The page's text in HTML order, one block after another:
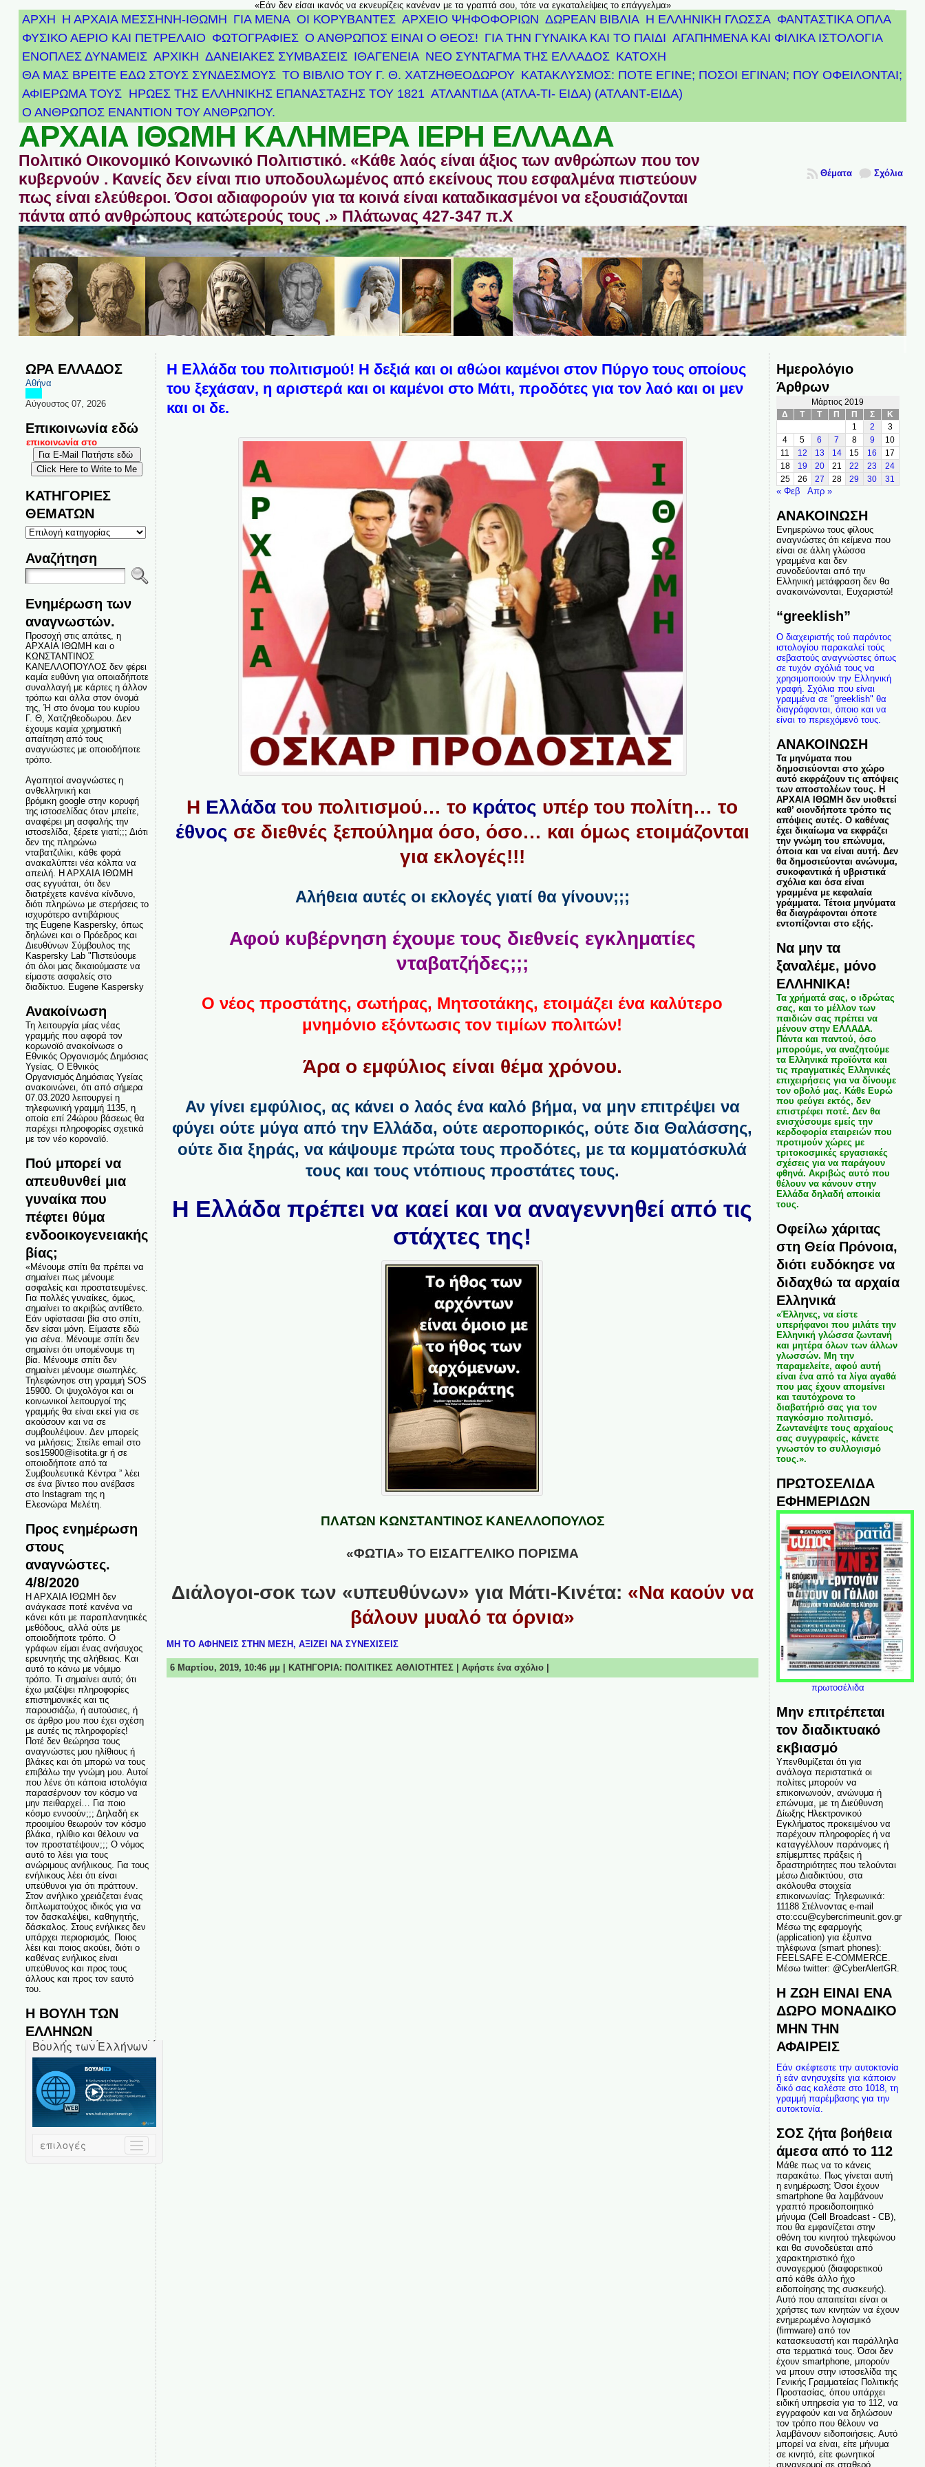
«Εάν δεν είσαι ικανός να εκνευρίζεις κανέναν με τα γραπτά σου, τότε να εγκαταλείψεις το επάγγελμα»
ΑΡΧΗ Η ΑΡΧΑΙΑ ΜΕΣΣΗΝΗ-ΙΘΩΜΗ ΓΙΑ ΜΕΝΑ ΟΙ ΚΟΡΥΒΑΝΤΕΣ ΑΡΧΕΊΟ ΨΗΦΟΦΟΡΙΏΝ ΔΩΡΕΑΝ ΒΙΒΛΙΑ Η ΕΛΛΗΝΙΚΗ ΓΛΩΣΣΑ ΦΑΝΤΑΣΤΙΚΑ ΟΠΛΑ
ΦΥΣΙΚΟ ΑΕΡΙΟ ΚΑΙ ΠΕΤΡΕΛΑΙΟ ΦΩΤΟΓΡΑΦΙΕΣ Ο ΑΝΘΡΩΠΟΣ ΕΙΝΑΙ Ο ΘΕΟΣ! ΓΙΑ ΤΗΝ ΓΥΝΑΙΚΑ ΚΑΙ ΤΟ ΠΑΙΔΙ ΑΓΑΠΗΜΕΝΑ ΚΑΙ ΦΙΛΙΚΑ ΙΣΤΟΛΟΓΙΑ
ΕΝΟΠΛΕΣ ΔΥΝΑΜΕΙΣ ΑΡΧΙΚΉ ΔΑΝΕΙΑΚΕΣ ΣΥΜΒΑΣΕΙΣ ΙΘΑΓΕΝΕΙΑ ΝΕΟ ΣΥΝΤΑΓΜΑ ΤΗΣ ΕΛΛΑΔΟΣ ΚΑΤΟΧΗ
ΘΑ ΜΑΣ ΒΡΕΙΤΕ ΕΔΩ ΣΤΟΥΣ ΣΥΝΔΕΣΜΟΥΣ ΤΟ ΒΙΒΛΙΟ ΤΟΥ Γ. Θ. ΧΑΤΖΗΘΕΟΔΩΡΟΥ ΚΑΤΑΚΛΥΣΜΟΣ: ΠΟΤΕ ΕΓΙΝΕ; ΠΟΣΟΙ ΕΓΙΝΑΝ; ΠΟΥ ΟΦΕΙΛΟΝΤΑΙ;
ΑΦΙΈΡΩΜΑ ΤΟΥΣ ΉΡΩΕΣ ΤΗΣ ΕΛΛΗΝΙΚΉΣ ΕΠΑΝΆΣΤΑΣΗΣ ΤΟΥ 1821 ΑΤΛΑΝΤΊΔΑ (ΑΤΛΑ-ΤΙ- ΕΙΔΑ) (ΑΤΛΑΝΤ-ΕΙΔΑ)
Ο ΑΝΘΡΩΠΟΣ ΕΝΑΝΤΙΟΝ ΤΟΥ ΑΝΘΡΩΠΟΥ.
ΑΡΧΑΙΑ ΙΘΩΜΗ ΚΑΛΗΜΕΡΑ ΙΕΡΗ ΕΛΛΑΔΑ
Πολιτικό Οικονομικό Κοινωνικό Πολιτιστικό. «Κάθε λαός είναι άξιος των ανθρώπων που τον
κυβερνούν . Κανείς δεν είναι πιο υποδουλωμένος από εκείνους που εσφαλμένα πιστεύουν
πως είναι ελεύθεροι. Όσοι αδιαφορούν για τα κοινά είναι καταδικασμένοι να εξουσιάζονται
πάντα από ανθρώπους κατώτερούς τους .» Πλάτωνας 427-347 π.Χ
Σχόλια
Θέματα
ΩΡΑ ΕΛΛΑΔΟΣ
Αθήνα
Αύγουστος 07, 2026
Επικοινωνία εδώ
επικοινωνία στο
ΚΑΤΗΓΟΡΙΕΣ
ΘΕΜΑΤΩΝ
ΚΑΤΗΓΟΡΙΕΣ
ΘΕΜΑΤΩΝ
Αναζήτηση
Ενημέρωση των
αναγνωστών.
Προσοχή στις απάτες, η
ΑΡΧΑΙΑ ΙΘΩΜΗ και ο
ΚΩΝΣΤΑΝΤΙΝΟΣ
ΚΑΝΕΛΛΟΠΟΥΛΟΣ δεν φέρει
καμία ευθύνη για οποιαδήποτε
συναλλαγή με κάρτες η άλλον
τρόπω και άλλα στον όνομά
της, Ή στο όνομα του κυρίου
Γ. Θ, Χατζηθεοδωρου. Δεν
έχουμε καμία χρηματική
απαίτηση από τους
αναγνώστες με οποιοδήποτε
τρόπο.
Αγαπητοί αναγνώστες η
ανθελληνική και
βρόμικη google στην κορυφή
της ιστοσελίδας όταν μπείτε,
αναφέρει μη ασφαλής την
ιστοσελίδα, ξέρετε γιατί;;; Διότι
δεν της πληρώνω
νταβατζιλίκι, κάθε φορά
ανακαλύπτει νέα κόλπα να
απειλή. Η ΑΡΧΑΙΑ ΙΘΩΜΗ
σας εγγυάται, ότι δεν
διατρέχετε κανένα κίνδυνο,
διότι πληρώνω με στερήσεις το
ισχυρότερο αντιβάριους
της Eugene Kaspersky, όπως
δηλώνει και ο Πρόεδρος και
Διευθύνων Σύμβουλος της
Kaspersky Lab "Πιστεύουμε
ότι όλοι μας δικαιούμαστε να
είμαστε ασφαλείς στο
διαδίκτυο. Eugene Kaspersky
Ανακοίνωση
Τη λειτουργία μίας νέας
γραμμής που αφορά τον
κορωνοϊό ανακοίνωσε ο
Εθνικός Οργανισμός Δημόσιας
Υγείας. Ο Εθνικός
Οργανισμός Δημόσιας Υγείας
ανακοινώνει, ότι από σήμερα
07.03.2020 λειτουργεί η
τηλεφωνική γραμμή 1135, η
οποία επί 24ώρου βάσεως θα
παρέχει πληροφορίες σχετικά
με τον νέο κοροναϊό.
Πού μπορεί να
απευθυνθεί μια
γυναίκα που
πέφτει θύμα
ενδοοικογενειακής
βίας;
«Μένουμε σπίτι θα πρέπει να
σημαίνει πως μένουμε
ασφαλείς και προστατευμένες.
Για πολλές γυναίκες, όμως,
σημαίνει το ακριβώς αντίθετο.
Εάν υφίστασαι βία στο σπίτι,
δεν είσαι μόνη. Είμαστε εδώ
για σένα. Μένουμε σπίτι δεν
σημαίνει ότι υπομένουμε τη
βία. Μένουμε σπίτι δεν
σημαίνει μένουμε σιωπηλές.
Τηλεφώνησε στη γραμμή SOS
15900. Οι ψυχολόγοι και οι
κοινωνικοί λειτουργοί της
γραμμής θα είναι εκεί για σε
ακούσουν και να σε
συμβουλέψουν. Δεν μπορείς
να μιλήσεις; Στείλε email στο
sos15900@isotita.gr ή σε
οποιοδήποτε από τα
Συμβουλευτικά Κέντρα ” λέει
σε ένα βίντεο που ανέβασε
στο Instagram της η
Ελεονώρα Μελέτη.
Προς ενημέρωση
στους
αναγνώστες.
4/8/2020
Η ΑΡΧΑΙΑ ΙΘΩΜΗ δεν
ανάγκασε ποτέ κανένα να
κάνει κάτι με παραπλανητικές
μεθόδους, αλλά ούτε με
οποιοδήποτε τρόπο. Ο
γράφων είμαι ένας ανήσυχος
ερευνητής της αλήθειας. Και
αυτό το κάνω με νόμιμο
τρόπο. Τι σημαίνει αυτό; ότι
έχω μαζέψει πληροφορίες
επιστημονικές και τις
παρουσιάζω, ή αυτούσιες, ή
σε άρθρο μου που έχει σχέση
με αυτές τις πληροφορίες!
Ποτέ δεν θεώρησα τους
αναγνώστες μου ηλίθιους ή
βλάκες και ότι μπορώ να τους
επιβάλω την γνώμη μου. Αυτοί
που λένε ότι κάποια ιστολόγια
παρασέρνουν τον κόσμο να
μην πειθαρχεί… Για ποιο
κόσμο εννοούν;;; Δηλαδή εκ
προοιμίου θεωρούν τον κόσμο
βλάκα, ηλίθιο και θέλουν να
τον προστατέψουν;;; Ο νόμος
αυτό το λέει για τους
ανώριμους ανήλικους. Για τους
ενήλικους λέει ότι είναι
υπεύθυνοι για ότι πράττουν.
Στον ανήλικο χρειάζεται ένας
διπλωματούχος ιδικός για να
τον δασκαλέψει, καθηγητής,
δάσκαλος. Στους ενήλικες δεν
υπάρχει περιορισμός. Ποιος
λέει και ποιος ακούει, διότι ο
καθένας ενήλικος είναι
υπεύθυνος και προς τους
άλλους και προς τον εαυτό
του.
Η ΒΟΥΛΗ ΤΩΝ
ΕΛΛΗΝΩΝ
Η Ελλάδα του πολιτισμού! Η δεξιά και οι αθώοι καμένοι στον Πύργο τους οποίους
του ξεχάσαν, η αριστερά και οι καμένοι στο Μάτι, προδότες για τον λαό και οι μεν
και οι δε.
Η Ελλάδα του πολιτισμού… το κράτος υπέρ του πολίτη… το
έθνος σε διεθνές ξεπούλημα όσο, όσο… και όμως ετοιμάζονται
για εκλογές!!!
Αλήθεια αυτές οι εκλογές γιατί θα γίνουν;;;
Αφού κυβέρνηση έχουμε τους διεθνείς εγκληματίες
νταβατζήδες;;;
Ο νέος προστάτης, σωτήρας, Μητσοτάκης, ετοιμάζει ένα καλύτερο
μνημόνιο εξόντωσις τον τιμίων πολιτών!
Άρα ο εμφύλιος είναι θέμα χρόνου.
Αν γίνει εμφύλιος, ας κάνει ο λαός ένα καλό βήμα, να μην επιτρέψει να
φύγει ούτε μύγα από την Ελλάδα, ούτε αεροπορικός, ούτε δια Θαλάσσης,
ούτε δια ξηράς, να κάψουμε πρώτα τους προδότες, με τα κομματόσκυλά
τους και τους ντόπιους προστάτες τους.
Η Ελλάδα πρέπει να καεί και να αναγεννηθεί από τις
στάχτες της!
ΠΛΑΤΩΝ ΚΩΝΣΤΑΝΤΙΝΟΣ ΚΑΝΕΛΛΟΠΟΥΛΟΣ
«ΦΩΤΙΑ» ΤΟ ΕΙΣΑΓΓΕΛΙΚΟ ΠΟΡΙΣΜΑ
Διάλογοι-σοκ των «υπευθύνων» για Μάτι-Κινέτα: «Να καούν να
βάλουν μυαλό τα όρνια»
ΜΗ ΤΟ ΑΦΗΝΕΙΣ ΣΤΗΝ ΜΕΣΗ, ΑΞΙΖΕΙ ΝΑ ΣΥΝΕΧΙΣΕΙΣ
6 Μαρτίου, 2019, 10:46 μμ | ΚΑΤΗΓΟΡΙΑ: ΠΟΛΙΤΙΚΕΣ ΑΘΛΙΟΤΗΤΕΣ| Αφήστε ένα σχόλιο|
Ημερολόγιο
Άρθρων
Μάρτιος 2019
Δ
Τ Τ Π Π Σ
Κ
1
2
3
4
5 6 7 8 9
10
11
12 13 14 15 16
17
18
19 20 21 22 23
24
25
26 27 28 29 30 31
« Φεβ Απρ »
ΑΝΑΚΟΙΝΩΣΗ
Ενημερώνω τους φίλους
αναγνώστες ότι κείμενα που
είναι σε άλλη γλώσσα
γραμμένα και δεν
συνοδεύονται από την
Ελληνική μετάφραση δεν θα
ανακοινώνονται, Ευχαριστώ!
“greeklish”
Ο διαχειριστής τού παρόντος
ιστολογίου παρακαλεί τούς
σεβαστούς αναγνώστες όπως
σε τυχόν σχόλιά τους να
χρησιμοποιούν την Ελληνική
γραφή. Σχόλια που είναι
γραμμένα σε "greeklish" θα
διαγράφονται, όποιο και να
είναι το περιεχόμενό τους.
ΑΝΑΚΟΙΝΩΣΗ
Τα μηνύματα που
δημοσιεύονται στο χώρο
αυτό εκφράζουν τις απόψεις
των αποστολέων τους. Η
ΑΡΧΑΙΑ ΙΘΩΜΗ δεν υιοθετεί
καθ’ οιονδήποτε τρόπο τις
απόψεις αυτές. Ο καθένας
έχει δικαίωμα να εκφράζει
την γνώμη του επώνυμα,
όποια και να είναι αυτή. Δεν
θα δημοσιεύονται ανώνυμα,
συκοφαντικά ή υβριστικά
σχόλια και όσα είναι
γραμμένα με κεφαλαία
γράμματα. Τέτοια μηνύματα
θα διαγράφονται όποτε
εντοπίζονται στο εξής.
Να μην τα
ξαναλέμε, μόνο
ΕΛΛΗΝΙΚΑ!
Τα χρήματά σας, ο ιδρώτας
σας, και το μέλλον των
παιδιών σας πρέπει να
μένουν στην ΕΛΛΑΔΑ.
Πάντα και παντού, όσο
μπορούμε, να αναζητούμε
τα Ελληνικά προϊόντα και
τις πραγματικές Ελληνικές
επιχειρήσεις για να δίνουμε
τον οβολό μας. Κάθε Ευρώ
που φεύγει εκτός, δεν
επιστρέφει ποτέ. Δεν θα
ενισχύσουμε εμείς την
κερδοφορία εταιρειών που
προτιμούν χώρες με
τριτοκοσμικές εργασιακές
σχέσεις για να παράγουν
φθηνά. Ακριβώς αυτό που
θέλουν να κάνουν στην
Ελλάδα δηλαδή αποικία
τους.
Οφείλω χάριτας
στη Θεία Πρόνοια,
διότι ευδόκησε να
διδαχθώ τα αρχαία
Ελληνικά
«Έλληνες, να είστε
υπερήφανοι που μιλάτε την
Ελληνική γλώσσα ζωντανή
και μητέρα όλων των άλλων
γλωσσών. Μη την
παραμελείτε, αφού αυτή
είναι ένα από τα λίγα αγαθά
που μας έχουν απομείνει
και ταυτόχρονα το
διαβατήριό σας για τον
παγκόσμιο πολιτισμό.
Ζωντανέψτε τους αρχαίους
σας συγγραφείς, κάνετε
γνωστόν το συλλογισμό
τους.».
ΠΡΩΤΟΣΕΛΙΔΑ
ΕΦΗΜΕΡΙΔΩΝ
πρωτοσέλιδα
Μην επιτρέπεται
τον διαδικτυακό
εκβιασμό
Υπενθυμίζεται ότι για
ανάλογα περιστατικά οι
πολίτες μπορούν να
επικοινωνούν, ανώνυμα ή
επώνυμα, με τη Διεύθυνση
Δίωξης Ηλεκτρονικού
Εγκλήματος προκειμένου να
παρέχουν πληροφορίες ή να
καταγγέλλουν παράνομες ή
επίμεμπτες πράξεις ή
δραστηριότητες που τελούνται
μέσω Διαδικτύου, στα
ακόλουθα στοιχεία
επικοινωνίας: Τηλεφωνικά:
11188 Στέλνοντας e-mail
στο:ccu@cybercrimeunit.gov.gr
Μέσω της εφαρμογής
(application) για έξυπνα
τηλέφωνα (smart phones):
FEELSAFE E-COMMERCE.
Μέσω twitter: @CyberAlertGR.
Η ΖΩΗ ΕΙΝΑΙ ΕΝΑ
ΔΩΡΟ ΜΟΝΑΔΙΚΟ
ΜΗΝ ΤΗΝ
ΑΦΑΙΡΕΙΣ
Εάν σκέφτεστε την αυτοκτονία
ή εάν ανησυχείτε για κάποιον
δικό σας καλέστε στο 1018, τη
γραμμή παρέμβασης για την
αυτοκτονία.
ΣΟΣ ζήτα βοήθεια
άμεσα από το 112
Μάθε πως να το κάνεις
παρακάτω. Πως γίνεται αυτή
η ενημέρωση; Όσοι έχουν
smartphone θα λαμβάνουν
γραπτό προειδοποιητικό
μήνυμα (Cell Broadcast - CB),
που θα εμφανίζεται στην
οθόνη του κινητού τηλεφώνου
και θα συνοδεύεται από
χαρακτηριστικό ήχο
συναγερμού (διαφορετικού
από κάθε άλλο ήχο
ειδοποίησης της συσκευής).
Αυτό που απαιτείται είναι οι
χρήστες των κινητών να έχουν
ενημερωμένο λογισμικό
(firmware) από τον
κατασκευαστή και παράλληλα
στα τερματικά τους. Όσοι δεν
έχουν smartphone, μπορούν
να μπουν στην ιστοσελίδα της
Γενικής Γραμματείας Πολιτικής
Προστασίας, όπου υπάρχει
ειδική υπηρεσία για το 112, να
εγγραφούν και να δηλώσουν
τον τρόπο που θέλουν να
λαμβάνουν ειδοποιήσεις. Αυτό
μπορεί να είναι, είτε μήνυμα
σε κινητό, είτε φωνητικοί
συναγερμοί σε σταθερό